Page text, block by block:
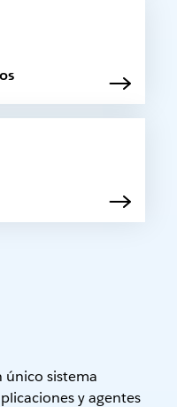
único sistema
y agentes